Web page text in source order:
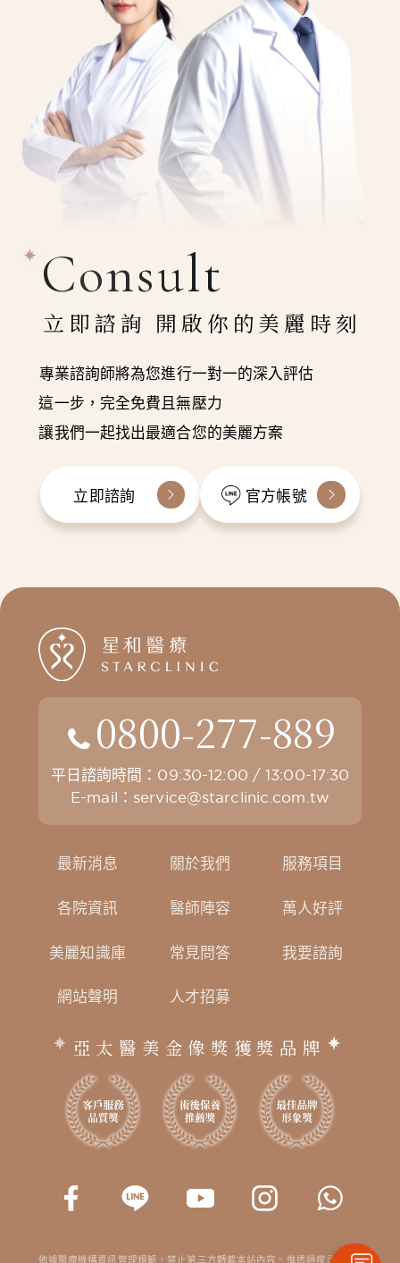
Consult
立即諮詢 開啟你的美麗時刻
專業諮詢師將為您進行一對一的深入評估
這一步，完全免費且無壓力
讓我們一起找出最適合您的美麗方案
立即諮詢 官方帳號
0800-277-889
平日諮詢時間：09:30-12:00 / 13:00-17:30
E-mail： service@starclinic.com.tw
最新消息 關於我們 服務項目
各院資訊 醫師陣容 萬人好評
美麗知識庫 常見問答 我要諮詢
網站聲明 人才招募
亞太醫美金像獎獲獎品牌
依據醫療機構資訊管理規範，禁止第三方轉載本站內容。惟透過搜尋